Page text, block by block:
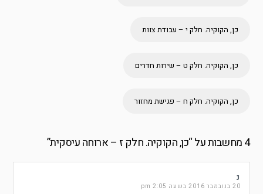
כן, הקוקיה. חלק י – עבודת צוות
כן, הקוקיה. חלק ט – שירות חדרים
כן, הקוקיה. חלק ח – פגישת מחזור
4 מחשבות על “ כן, הקוקיה. חלק ז – ארוחה עיסקית”
נ
20 בנובמבר 2016 בשעה 2:05 pm